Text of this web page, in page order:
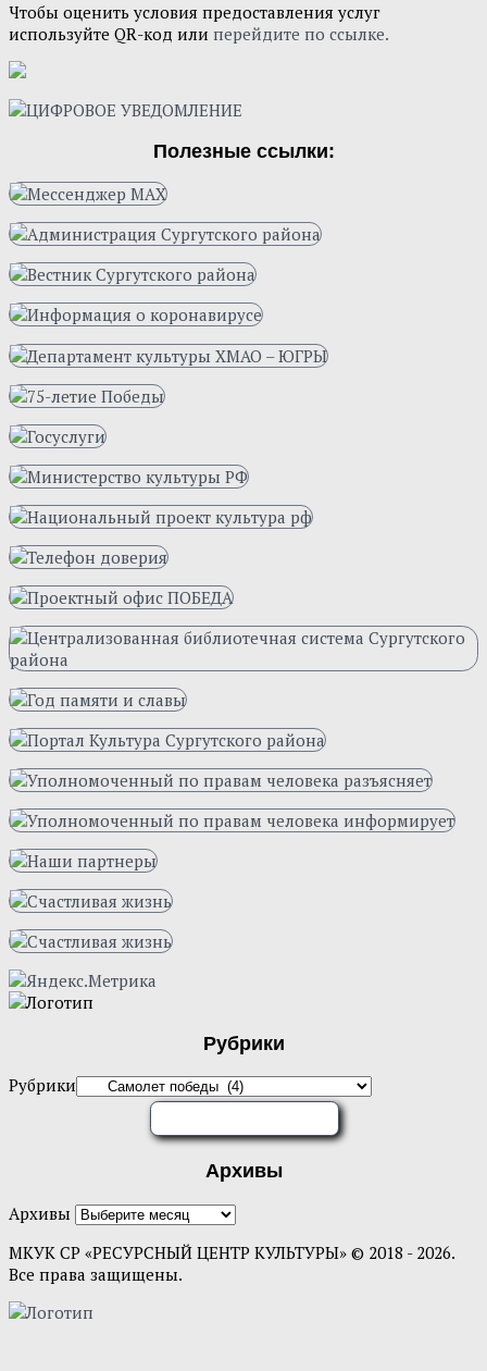
Чтобы оценить условия предоставления услуг
используйте QR-код или перейдите по ссылке.
Полезные ссылки:
Рубрики
Рубрики
Архивы
Архивы
МКУК СР «РЕСУРСНЫЙ ЦЕНТР КУЛЬТУРЫ» © 2018 - 2026.
Все права защищены.